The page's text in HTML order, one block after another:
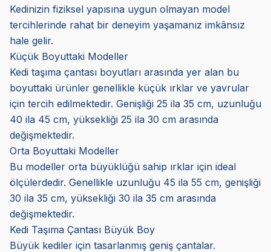
Kedinizin fiziksel yapısına uygun olmayan model
tercihlerinde rahat bir deneyim yaşamanız imkânsız
hale gelir.
Küçük Boyuttaki Modeller
Kedi taşıma çantası boyutları arasında yer alan bu
boyuttaki ürünler genellikle küçük ırklar ve yavrular
için tercih edilmektedir. Genişliği 25 ila 35 cm, uzunluğu
40 ila 45 cm, yüksekliği 25 ila 30 cm arasında
değişmektedir.
Orta Boyuttaki Modeller
Bu modeller orta büyüklüğü sahip ırklar için ideal
ölçülerdedir. Genellikle uzunluğu 45 ila 55 cm, genişliği
30 ila 35 cm, yüksekliği 30 ila 35 cm arasında
değişmektedir.
Kedi Taşıma Çantası Büyük Boy
Büyük kediler için tasarlanmış geniş çantalar.